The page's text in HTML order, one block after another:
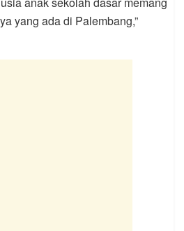
yang ada di Palembang,”